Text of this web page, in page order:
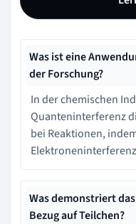
Was ist eine
der Forschung?
In der chemischen
Quanteninterferenz
bei Reaktionen,
Was demonstriert
Bezug auf Teilchen?